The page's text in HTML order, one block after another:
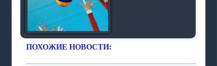
ПОХОЖИЕ НОВОСТИ: